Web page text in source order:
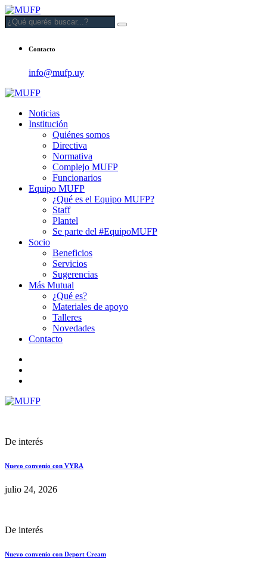
Contacto
info@mufp.uy
Noticias
Institución
Quiénes somos
Directiva
Normativa
Complejo MUFP
Funcionarios
Equipo MUFP
¿Qué es el Equipo MUFP?
Staff
Plantel
Se parte del #EquipoMUFP
Socio
Beneficios
Servicios
Sugerencias
Más Mutual
¿Qué es?
Materiales de apoyo
Talleres
Novedades
Contacto
De interés
Nuevo convenio con VYRA
julio 24, 2026
De interés
Nuevo convenio con Deport Cream